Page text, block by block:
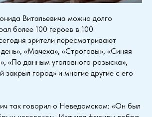
Витальевича можно долго
более 100 героев в 100
зрители пересматривают
«Мачеха», «Строговы», «Синяя
«По данным уголовного розыска»,
закрыл город» и многие другие с его
так говорил о Неведомском: «Он был